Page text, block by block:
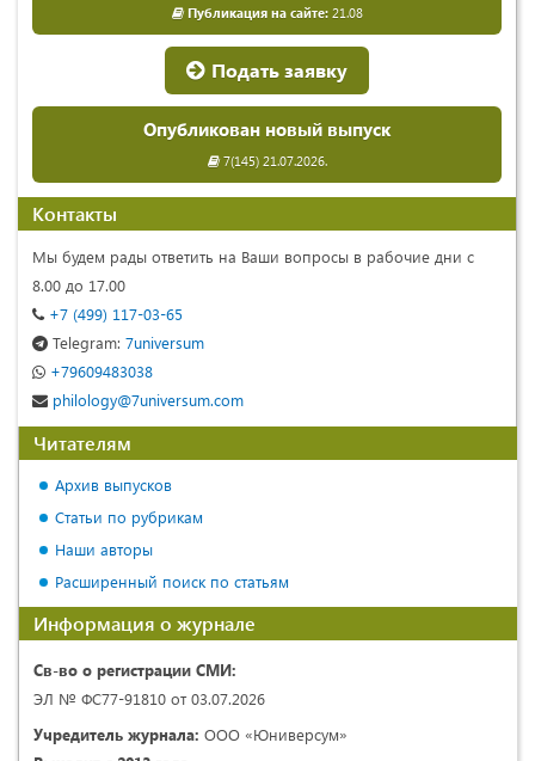
Публикация на сайте:21.08
Подать заявку
Опубликован новый выпуск
7(145) 21.07.2026.
Контакты
Мы будем рады ответить на Ваши вопросы в рабочие дни с
8.00 до 17.00
+7 (499) 117-03-65
Telegram: 7universum
+79609483038
philology@7universum.com
Читателям
Архив выпусков
Статьи по рубрикам
Наши авторы
Расширенный поиск по статьям
Информация о журнале
Св-во о регистрации СМИ:
ЭЛ № ФС77-91810 от 03.07.2026
Учредитель журнала: ООО «Юниверсум»